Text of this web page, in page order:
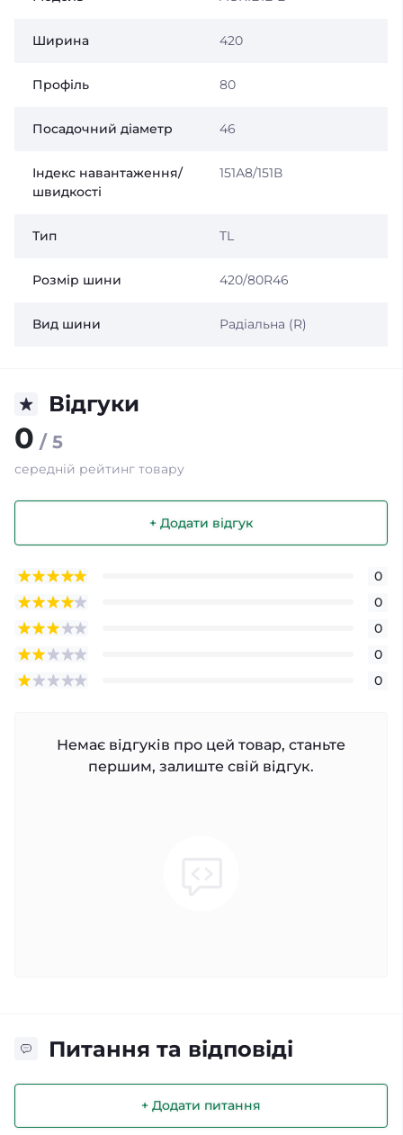
Ширина 420
Профіль 80
Посадочний діаметр 46
Індекс навантаження/
швидкості
151А8/151В
Тип TL
Розмір шини 420/80R46
Вид шини Радіальна (R)
Відгуки
0 / 5
середній рейтинг товару
+ Додати відгук
0
0
0
0
0
Немає відгуків про цей товар, станьте
першим, залиште свій відгук.
Питання та відповіді
+ Додати питання